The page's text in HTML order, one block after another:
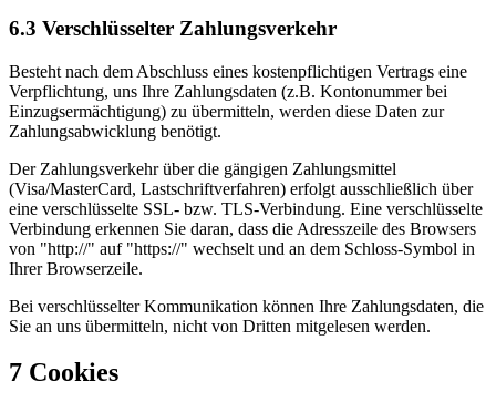
6.3 Verschlüsselter Zahlungsverkehr
Besteht nach dem Abschluss eines kostenpflichtigen Vertrags eine
Verpflichtung, uns Ihre Zahlungsdaten (z.B. Kontonummer bei
Einzugsermächtigung) zu übermitteln, werden diese Daten zur
Zahlungsabwicklung benötigt.
Der Zahlungsverkehr über die gängigen Zahlungsmittel
(Visa/MasterCard, Lastschriftverfahren) erfolgt ausschließlich über
eine verschlüsselte SSL- bzw. TLS-Verbindung. Eine verschlüsselte
Verbindung erkennen Sie daran, dass die Adresszeile des Browsers
von "http://" auf "https://" wechselt und an dem Schloss-Symbol in
Ihrer Browserzeile.
Bei verschlüsselter Kommunikation können Ihre Zahlungsdaten, die
Sie an uns übermitteln, nicht von Dritten mitgelesen werden.
7 Cookies